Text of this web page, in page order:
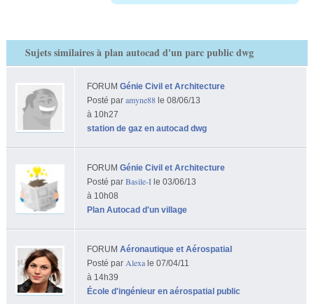
Sujets similaires à plan autocad d'un parc public dwg
FORUM Génie Civil et Architecture
Posté par amyne88le 08/06/13
à 10h27
station de gaz en autocad dwg
FORUM Génie Civil et Architecture
Posté par Basile-Ile 03/06/13
à 10h08
Plan Autocad d'un village
FORUM Aéronautique et Aérospatial
Posté par Alexale 07/04/11
à 14h39
École d'ingénieur en aérospatial public